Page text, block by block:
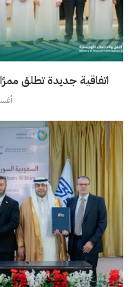
اتفاقية جديدة تطلق